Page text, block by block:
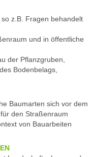
z.B. Fragen behandelt
und in öffentliche
der Pflanzgruben,
Bodenbelags,
Baumarten sich vor dem
den Straßenraum
von Bauarbeiten